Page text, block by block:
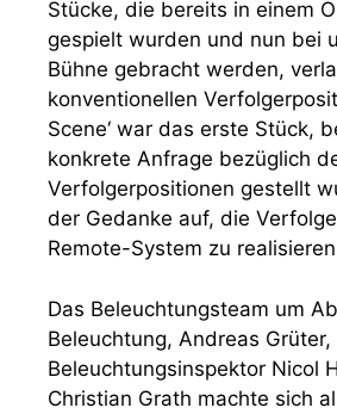
Stücke, die bereits in einem
gespielt wurden und nun bei
Bühne gebracht werden,
konventionellen
Scene‘ war das erste Stück,
konkrete Anfrage bezüglich
Verfolgerpositionen gestellt
der Gedanke auf, die
Remote-System zu
Das Beleuchtungsteam um
Beleuchtung, Andreas Grüter,
Beleuchtungsinspektor Nicol
Christian Grath machte sich